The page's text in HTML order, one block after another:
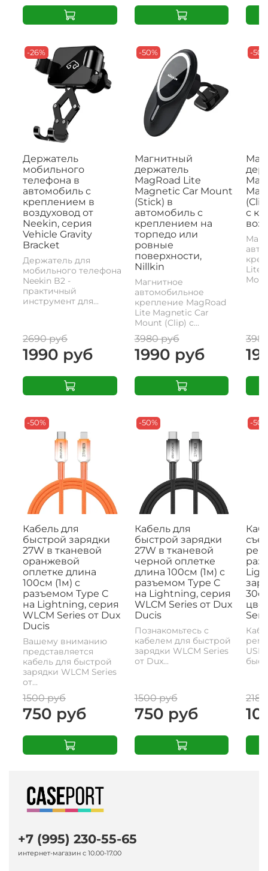
-26%
Держатель
мобильного
телефона в
автомобиль с
креплением в
воздуховод от
Neekin, серия
Vehicle Gravity
Bracket
Держатель для
мобильного телефона
Neekin B2 -
практичный
инструмент для...
2690 руб
1990 руб
-50%
Магнитный
держатель
MagRoad Lite
Magnetic Car Mount
(Stick) в
автомобиль с
креплением на
торпедо или
ровные
поверхности,
Nillkin
Магнитное
автомобильное
крепление MagRoad
Lite Magnetic Car
Mount (Clip) с...
3980 руб
1990 руб
-
с
Lite
-50%
Кабель для
быстрой зарядки
27W в тканевой
оранжевой
оплетке длина
100см (1м) с
разъемом Type C
на Lightning, серия
WLCM Series от Dux
Ducis
Вашему вниманию
представляется
кабель для быстрой
зарядки WLCM Series
от...
1500 руб
750 руб
-50%
Кабель для
быстрой зарядки
27W в тканевой
черной оплетке
длина 100см (1м) с
разъемом Type C
на Lightning, серия
WLCM Series от Dux
Ducis
Познакомьтесь с
кабелем для быстрой
зарядки WLCM Series
от Dux...
1500 руб
750 руб
-
+7 (995) 230-55-65
интернет-магазин с 10.00-17.00